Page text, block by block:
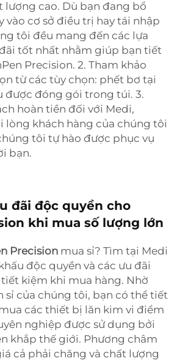
cao. Dù bạn đang bổ
vào cơ sở điều trị hay tái nhập
tôi đều mang đến các lựa
tốt nhất nhằm giúp bạn tiết
Precision. 2. Tham khảo
từ các tùy chọn: phết bơ tại
được đóng gói trong túi. 3.
hoàn tiền đối với Medi,
lòng khách hàng của chúng tôi
tôi tự hào được phục vụ
bạn.
đãi độc quyền cho
khi mua số lượng lớn
Precision mua sỉ? Tìm tại Medi
độc quyền và các ưu đãi
kiệm khi mua hàng. Nhờ
sỉ của chúng tôi, bạn có thể tiết
các thiết bị lăn kim vi điểm
nghiệp được sử dụng bởi
khắp thế giới. Phương châm
cả phải chăng và chất lượng